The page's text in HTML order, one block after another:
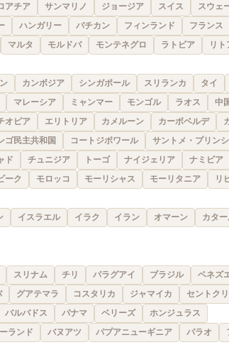
アチア サンマリノ ジョージア スイス
スウェ
ハンガリー バチカン フィンランド
フランス
マルタ モルドバ モンテネグロ ラトビア
リ
カンボジア シンガポール スリランカ
タイ
マレーシア ミャンマー モンゴル ラオス 中
オピア エリトリア カメルーン カーボベルデ
ゴ民主共和国 コートジボワール
サントメ・プリン
ド チュニジア トーゴ ナイジェリア
ナミビア
ーク モロッコ モーリシャス モーリタニア
リ
イスラエル イラク イラン オマーン
カタ
スリナム チリ パラグアイ ブラジル ベネズ
グアテマラ コスタリカ ジャマイカ
セントク
バルバドス パナマ ベリーズ ホンジュラス
ランド バヌアツ パプアニューギニア パラオ